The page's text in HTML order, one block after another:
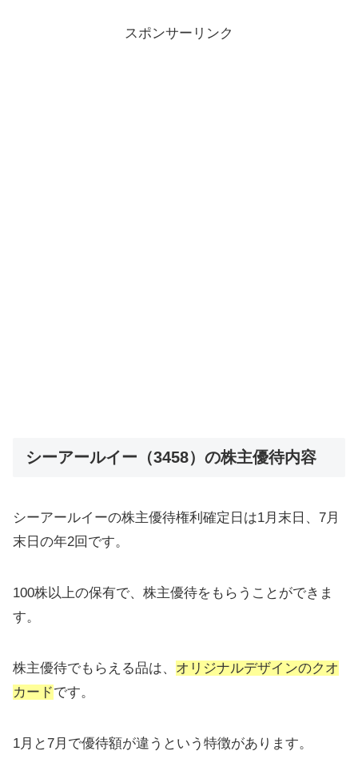
スポンサーリンク
シーアールイー（3458）の株主優待内容
シーアールイーの株主優待権利確定日は1月末日、7月
末日の年2回です。
100株以上の保有で、株主優待をもらうことができま
す。
株主優待でもらえる品は、 オリジナルデザインのクオ
カードです。
1月と7月で優待額が違うという特徴があります。